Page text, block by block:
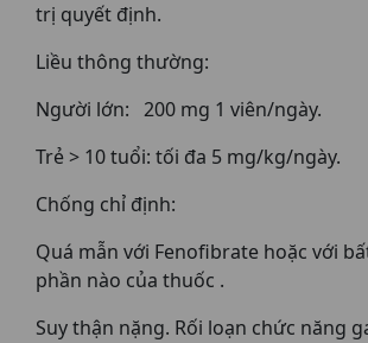
trị quyết định.
Liều thông thường:
Người lớn: 200 mg 1 viên/ngày.
Trẻ > 10 tuổi: tối đa 5 mg/kg/ngày.
Chống chỉ định:
Quá mẫn với Fenofibrate hoặc với
phần nào của thuốc .
Suy thận nặng. Rối loạn chức năng